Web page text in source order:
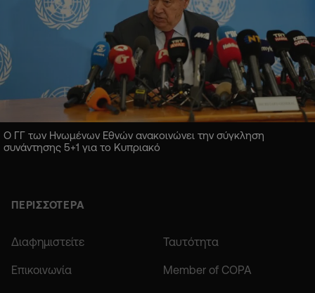
Ο ΓΓ των Ηνωμένων Εθνών ανακοινώνει την σύγκληση
συνάντησης 5+1 για το Κυπριακό
ΠΕΡΙΣΣΟΤΕΡΑ
Διαφημιστείτε Ταυτότητα
Επικοινωνία Member of COPA